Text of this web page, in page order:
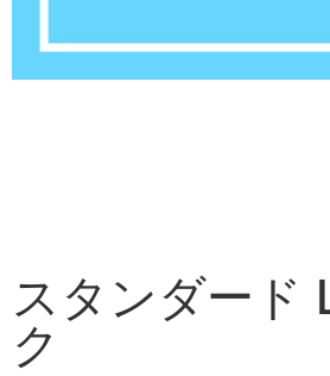
スタンダード
ク